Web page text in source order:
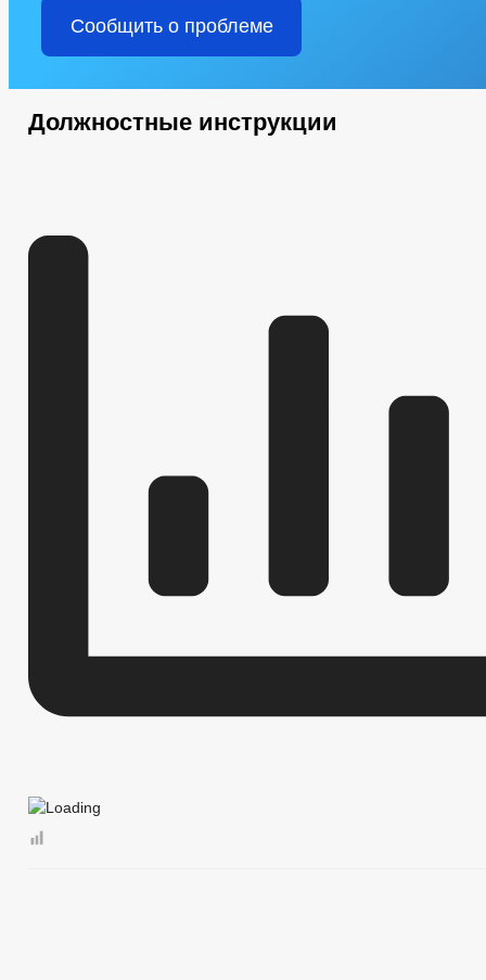
Сообщить о проблеме
Должностные инструкции